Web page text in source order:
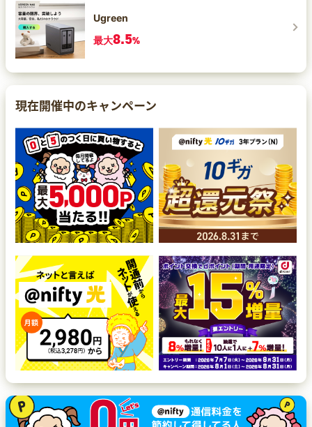
Ugreen
最大8.5%
現在開催中のキャンペーン